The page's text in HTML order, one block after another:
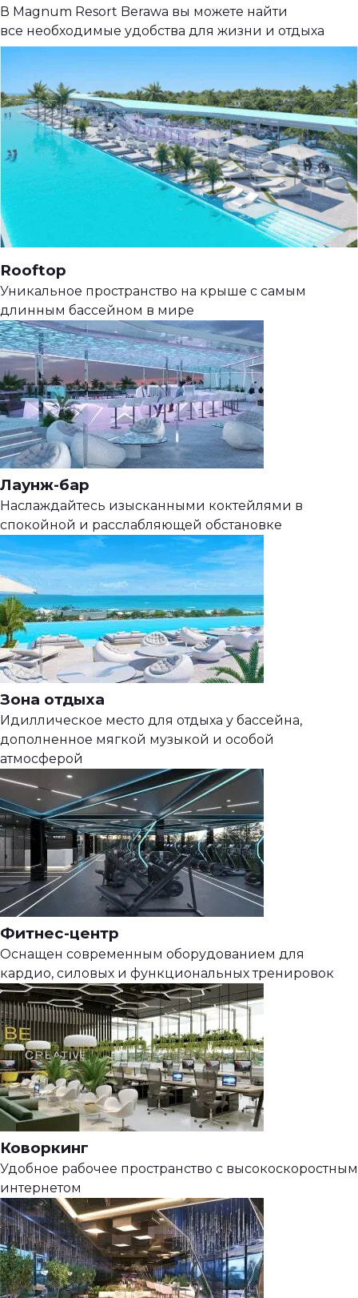
В Magnum Resort Berawa вы можете найти
все необходимые удобства для жизни и отдыха
Rooftop
Уникальное пространство на крыше с самым
длинным бассейном в мире
Лаунж-бар
Наслаждайтесь изысканными коктейлями в
спокойной и расслабляющей обстановке
Зона отдыха
Идиллическое место для отдыха у бассейна,
дополненное мягкой музыкой и особой
атмосферой
Фитнес-центр
Оснащен современным оборудованием для
кардио, силовых и функциональных тренировок
Коворкинг
Удобное рабочее пространство с высокоскоростным
интернетом